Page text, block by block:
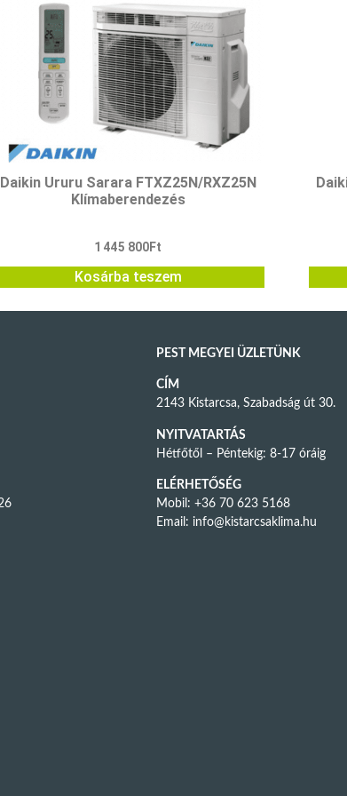
Daikin Ururu Sarara FTXZ25N/RXZ25N
Klímaberendezés
1 445 800Ft
Kosárba teszem
PEST MEGYEI ÜZLETÜNK
CÍM
2143 Kistarcsa, Szabadság út 30.
NYITVATARTÁS
Hétfőtől – Péntekig: 8-17 óráig
ELÉRHETŐSÉG
Mobil: +36 70 623 5168
Email: info@kistarcsaklima.hu